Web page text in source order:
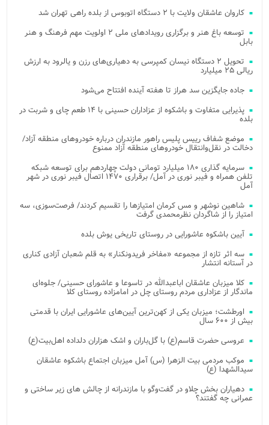
کاروان عاشقان ولایت با ۲ دستگاه اتوبوس از بلده راهی تهران شد
توسعه باغ هنر و برگزاری رویدادهای ملی ۲ اولویت مهم فرهنگ و هنر
بابل
تحویل ۲ دستگاه نیسان کمپرسی به دهیاری‌های رزن و یالرود به ارزش
ریالی ۲۵ میلیارد
جاده جایگزین سد هراز تا هفته آینده افتتاح می‌شود
پذیرایی متفاوت و باشکوه از عزاداران حسینی با ۱۴ طعم چای و شربت در
بلده
موضع شفاف رییس پلیس راهور مازندران درباره خودروهای منطقه آزاد/
دخالت در نقل‌وانتقال خودروهای منطقه آزاد ممنوع
سرمایه گذاری ۱۸۰ میلیارد تومانی دولت چهاردهم برای توسعه شبکه
تلفن همراه و فیبر نوری در آمل/ برقراری ۱۴۷۰ اتصال فیبر نوری در شهر
آمل
شاهین نوشهر و مس کرمان امتیازها را تقسیم کردند/ فرصت‌سوزی، سه
امتیاز را از شاگردان نظرمحمدی گرفت
آیین باشکوه عاشورایی در روستای تاریخی یوش بلده
سه اثر تازه از مجموعه «مفاخر فریدونکنار» به قلم شعبان آزادی کناری
در آستانه انتشار
کلا میزبان عاشقان اباعبدالله در تاسوعا و عاشورای حسینی/ جلوه‌ای
ماندگار از عزاداری مردم روستای چل در امامزاده روستای کلا
اورطشت؛ میزبان یکی از کهن‌ترین آیین‌های عاشورایی ایران با قدمتی
بیش از ۶۰۰ سال
عروسی حضرت قاسم(ع) با گل‌باران و اشک هزاران دلداده اهل‌بیت(ع)
موکب مردمی بیت‌ الزهرا (س) آمل میزبان اجتماع باشکوه عاشقان
سیدالشهدا (ع)
دهیاران بخش چلاو در گفت‌وگو با مازندرانه از چالش های زیر ساختی و
عمرانی چه گفتند؟